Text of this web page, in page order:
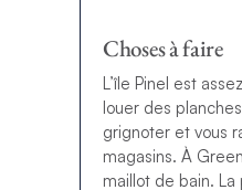
Choses à faire
L’île Pinel est
louer des
grignoter et vous
magasins. À
maillot de bain.